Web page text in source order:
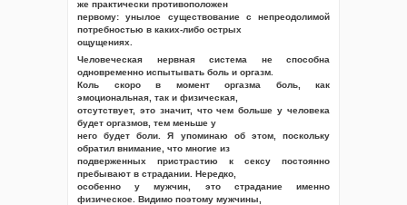
же практически противоположен
первому: унылое существование с непреодолимой
потребностью в каких-либо острых
ощущениях.
Человеческая нервная система не способна
одновременно испытывать боль и оргазм.
Коль скоро в момент оргазма боль, как
эмоциональная, так и физическая,
отсутствует, это значит, что чем больше у человека
будет оргазмов, тем меньше у
него будет боли. Я упоминаю об этом, поскольку
обратил внимание, что многие из
подверженных пристрастию к сексу постоянно
пребывают в страдании. Нередко,
особенно у мужчин, это страдание именно
физическое. Видимо поэтому мужчины,